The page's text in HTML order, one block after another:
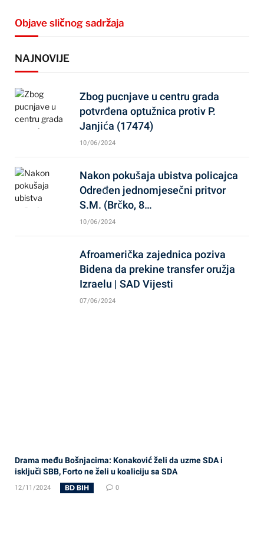
Objave sličnog sadržaja
NAJNOVIJE
Zbog pucnjave u centru grada
potvrđena optužnica protiv P.
Janjića (17474)
10/06/2024
Nakon pokušaja ubistva policajca
Određen jednomjesečni pritvor
S.M. (Brčko, 8…
10/06/2024
Afroamerička zajednica poziva
Bidena da prekine transfer oružja
Izraelu | SAD Vijesti
07/06/2024
Drama među Bošnjacima: Konaković želi da uzme SDA i
isključi SBB, Forto ne želi u koaliciju sa SDA
12/11/2024 BD BIH 0